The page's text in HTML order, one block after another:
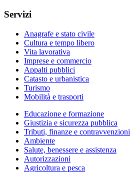
Servizi
Anagrafe e stato civile
Cultura e tempo libero
Vita lavorativa
Imprese e commercio
Appalti pubblici
Catasto e urbanistica
Turismo
Mobilità e trasporti
Educazione e formazione
Giustizia e sicurezza pubblica
Tributi, finanze e contravvenzioni
Ambiente
Salute, benessere e assistenza
Autorizzazioni
Agricoltura e pesca